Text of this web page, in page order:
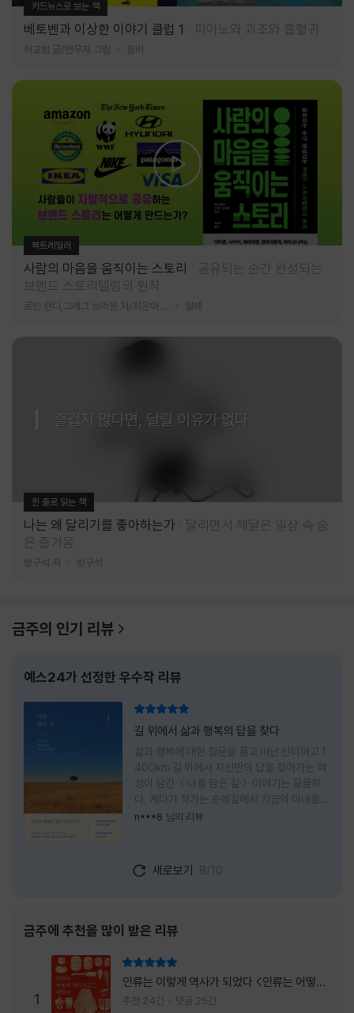
카드뉴스로 보는 책
베토벤과 이상한 이야기 클럽 1 피아노와 괴조와 흡혈귀
허교범 글/변우재 그림 창비
북트레일러
사람의 마음을 움직이는 스토리
공유되는 순간 완성되는
브랜드 스토리텔링의 원칙
알레
즐겁지 않다면, 달릴 이유가 없다
한 줄로 읽는 책
나는 왜 달리기를 좋아하는가
달리면서 깨달은 일상 속 숨
은 즐거움
방구석 저 방구석
금주의 인기 리뷰
예스24가 선정한 우수작 리뷰
길 위에서 삶과 행복의 답을 찾다
삶과 행복에 대한 질문을 품고 떠난 산티아고 1
400km 길 위에서 자신만의 답을 찾아가는 여
정이 담긴 ＜너를 담은 길＞ 이야기는 뭉클하
다. 게다가 작가는 순례길에서 지금의 아내를
만나 여행 로맨스의 정석인 '비포 선라이즈'를
에 작가가 소개한 다양한 도서들의 문장들을 만
나는 것 역시 읽기의 또다른 즐거움이었다. 여
누구이며어느 순간 행복을 느끼는지 질문하며
길을 떠나려고 마음 먹는 순간들을 적어내려간
문장들에 마음을 한참 머물렀다.그 부분을 발췌
해본다. "내가 온 힘을 다해 부러워하던 사람
들은 '자신이 원하는' 일을 하는 사람들이었다.
소명이라고 하던
n***6 님의 리뷰
새로보기 8/10
금주에 추천을 많이 받은 리뷰
1
인류는 이렇게 역사가 되었다 <인류는 어떻게
역사가 되었나>
추천 24건 댓글 25건